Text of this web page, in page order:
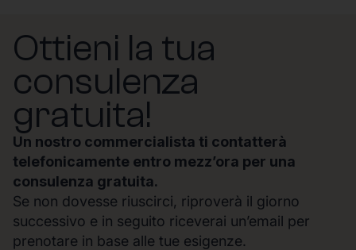
Ottieni la tua
consulenza
gratuita!
Un nostro commercialista ti contatterà
telefonicamente entro mezz’ora per una
consulenza gratuita.
Se non dovesse riuscirci, riproverà il giorno
successivo e in seguito riceverai un’email per
prenotare in base alle tue esigenze.